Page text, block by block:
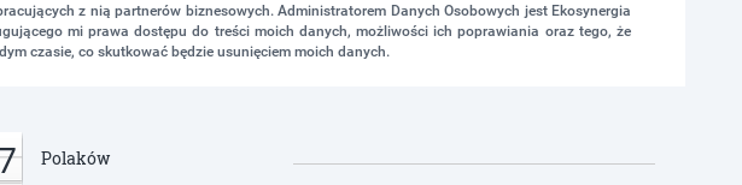
z nią partnerów biznesowych. Administratorem Danych Osobowych jest Ekosynergia
mi prawa dostępu do treści moich danych, możliwości ich poprawiania oraz tego, że
czasie, co skutkować będzie usunięciem moich danych.
Polaków